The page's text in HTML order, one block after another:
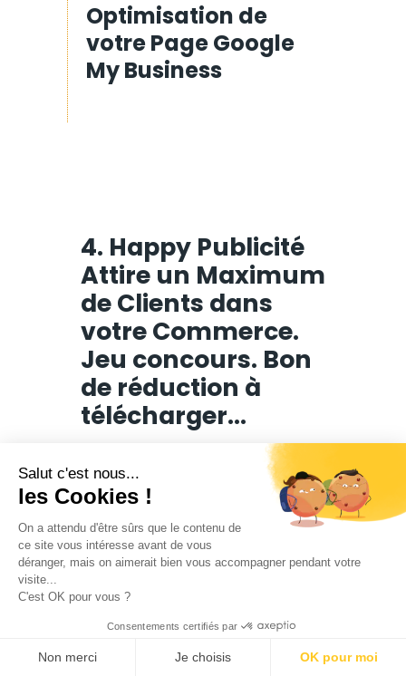
Optimisation de
votre Page Google
My Business
4. Happy Publicité
Attire un Maximum
de Clients dans
votre Commerce.
Jeu concours. Bon
de réduction à
télécharger…
Offrez Une
Expérience
Unique et
Inoubliable.
Salut c'est nous...
les Cookies !
On a attendu d'être sûrs que le contenu de
ce site vous intéresse avant de vous
déranger, mais on aimerait bien vous accompagner pendant votre
visite...
C'est OK pour vous ?
Consentements certifiés par
Non merci Je choisis OK pour moi